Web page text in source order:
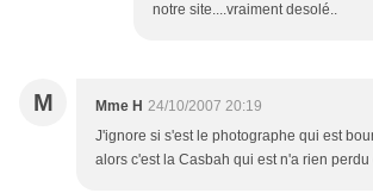
notre site....vraiment desolé..
M Mme H 24/10/2007 20:19
J'ignore si s'est le photographe qui est
alors c'est la Casbah qui est n'a rien